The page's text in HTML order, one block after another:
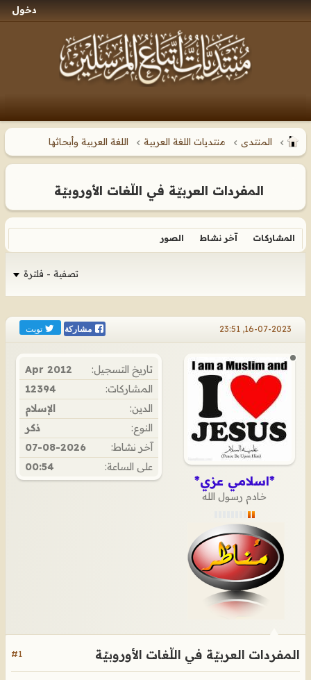
دخول
المنتدى منتديات اللغة العربية اللغة العربية وأبحاثها
المفردات العربيّة في اللّغات الأوروبيّة
المشاركات آخر نشاط الصور
تصفية - فلترة
16-07-2023, 23:51 مشاركة تويت
*اسلامي عزي*
خادم رسول الله
تاريخ التسجيل:
Apr 2012
المشاركات:
12394
الدين:
الإسلام
النوع:
ذكر
آخر نشاط:
07-08-2026
على الساعة:
00:54
#1 المفردات العربيّة في اللّغات الأوروبيّة